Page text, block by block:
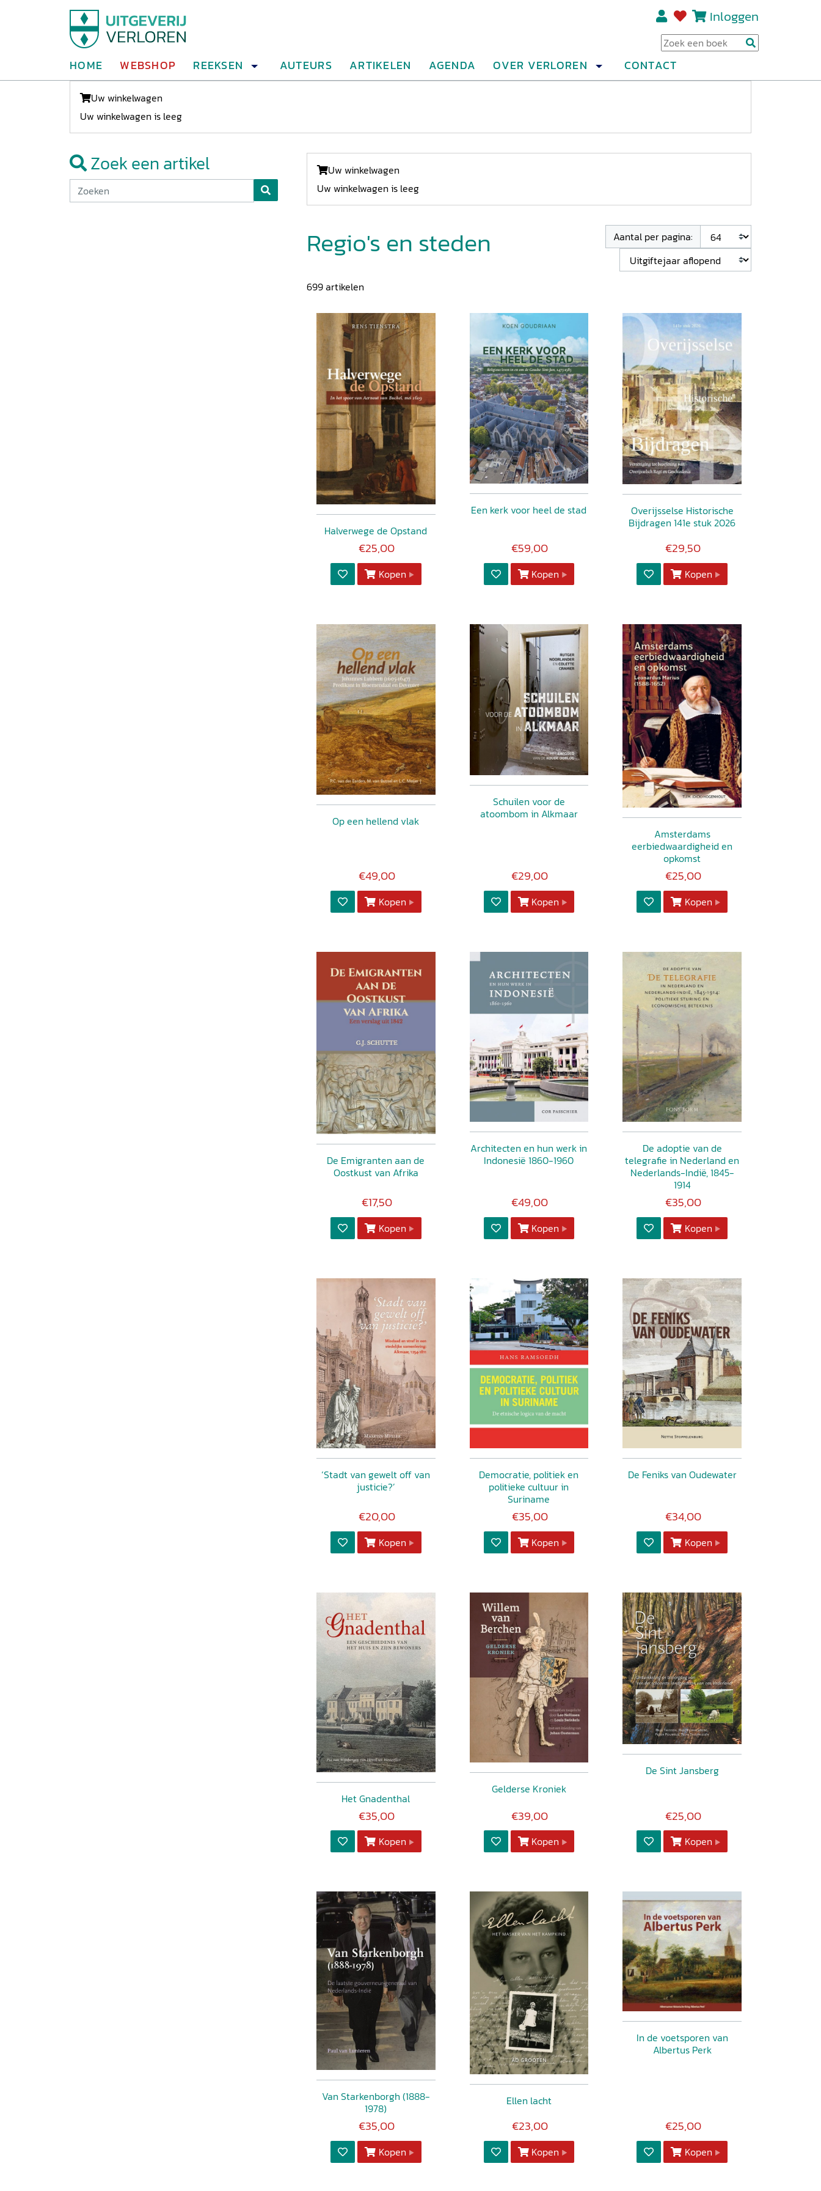
Inloggen
HOME WEBSHOP REEKSEN AUTEURS ARTIKELEN AGENDA OVER VERLOREN CONTACT
Uw winkelwagen
Uw winkelwagen is leeg
Zoek een artikel
Uw winkelwagen
Uw winkelwagen is leeg
Regio's en steden
699artikelen
Aantal per pagina:
Halverwege de Opstand
€25,00
Kopen
Een kerk voor heel de stad
€59,00
Kopen
Overijsselse Historische
Bijdragen 141e stuk 2026
€29,50
Kopen
Op een hellend vlak
€49,00
Kopen
Schuilen voor de
atoombom in Alkmaar
€29,00
Kopen
Amsterdams
eerbiedwaardigheid en
opkomst
€25,00
Kopen
De Emigranten aan de
Oostkust van Afrika
€17,50
Kopen
Architecten en hun werk in
Indonesië 1860-1960
€49,00
Kopen
De adoptie van de
telegrafie in Nederland en
Nederlands-Indië, 1845-
1914
€35,00
Kopen
‘Stadt van gewelt off van
justicie?’
€20,00
Kopen
Democratie, politiek en
politieke cultuur in
Suriname
€35,00
Kopen
De Feniks van Oudewater
€34,00
Kopen
Het Gnadenthal
€35,00
Kopen
Gelderse Kroniek
€39,00
Kopen
De Sint Jansberg
€25,00
Kopen
Van Starkenborgh (1888-
1978)
€35,00
Kopen
Ellen lacht
€23,00
Kopen
In de voetsporen van
Albertus Perk
€25,00
Kopen